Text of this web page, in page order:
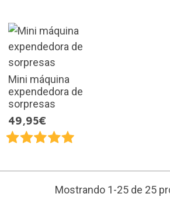
Mini máquina
expendedora de
sorpresas
49,95€
Mostrando 1-25 de 25